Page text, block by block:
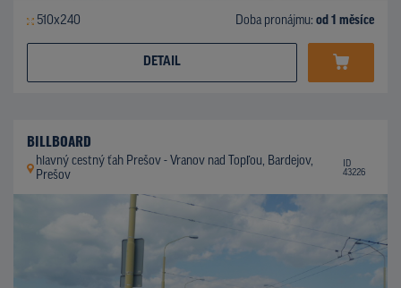
510x240 Doba pronájmu: od 1 měsíce
DETAIL
BILLBOARD
hlavný cestný ťah Prešov - Vranov nad Topľou, Bardejov,
Prešov
ID
43226